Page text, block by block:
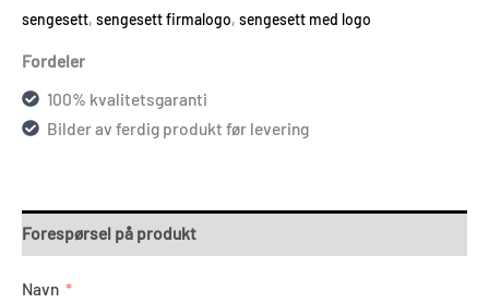
sengesett, sengesett firmalogo, sengesett med logo
Fordeler
100% kvalitetsgaranti
Bilder av ferdig produkt før levering
Forespørsel på produkt
Navn